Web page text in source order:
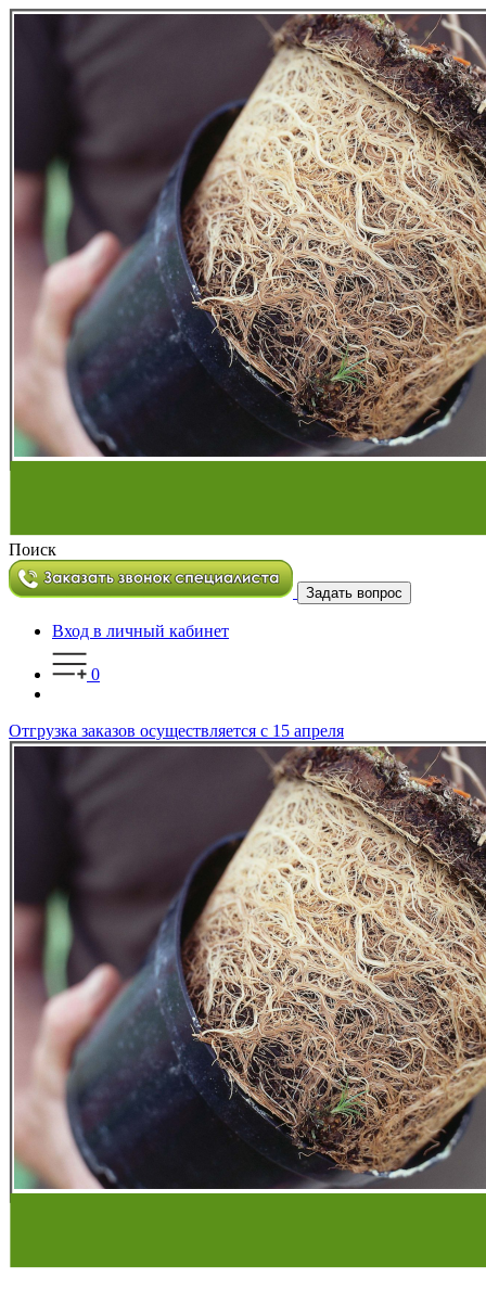
Поиск
Задать вопрос
Вход в личный кабинет
0
Отгрузка заказов осуществляется с 15 апреля